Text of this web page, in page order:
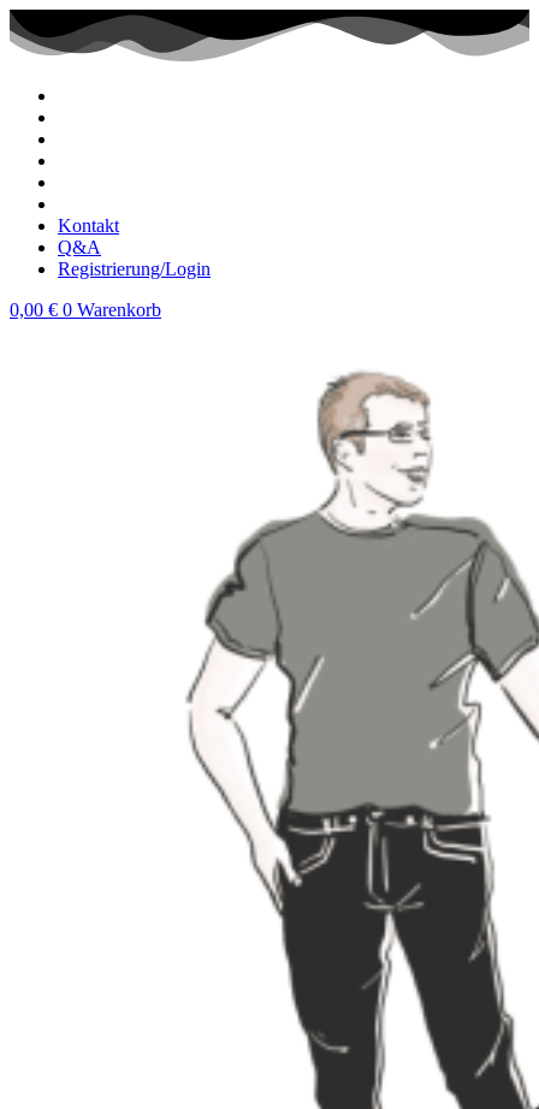
Zum
Inhalt
wechseln
Kontakt
Q&A
Registrierung/Login
0,00 € 0 Warenkorb